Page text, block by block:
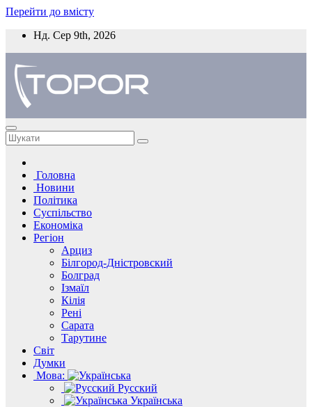
Перейти до вмісту
Нд. Сер 9th, 2026
Головна
Новини
Політика
Суспільство
Економіка
Регіон
Арциз
Білгород-Дністровский
Болград
Ізмаїл
Кілія
Рені
Сарата
Тарутине
Світ
Думки
Мова:
Русский
Українська